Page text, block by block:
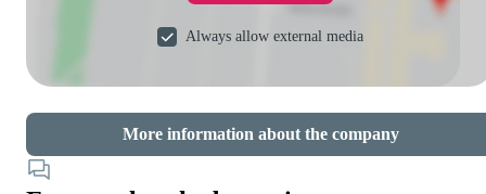
Always allow external media
More information about the company